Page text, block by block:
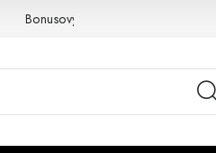
Bonusový program NBM+